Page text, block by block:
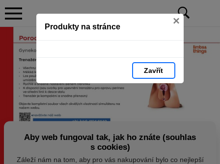
Produkty na stránce ×
Zavřít
Aby web fungoval tak, jak ho znáte (souhlas
s cookies)
Záleží nám na tom, aby pro vás nakupování bylo co nejlepší